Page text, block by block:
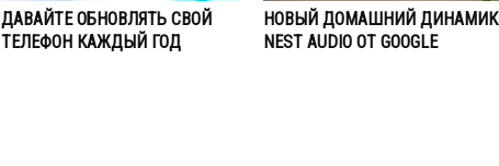
ДАВАЙТЕ ОБНОВЛЯТЬ СВОЙ
ТЕЛЕФОН КАЖДЫЙ ГОД
НОВЫЙ ДОМАШНИЙ ДИНАМИК
NEST AUDIO ОТ GOOGLE